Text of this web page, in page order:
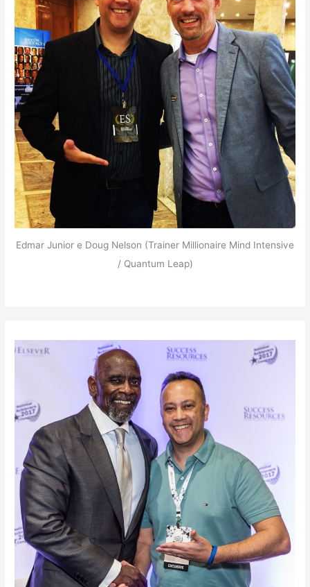
Edmar Junior e Doug Nelson (Trainer Millionaire Mind Intensive
/ Quantum Leap)